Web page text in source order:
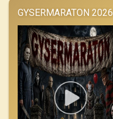
GYSERMARATON 2026